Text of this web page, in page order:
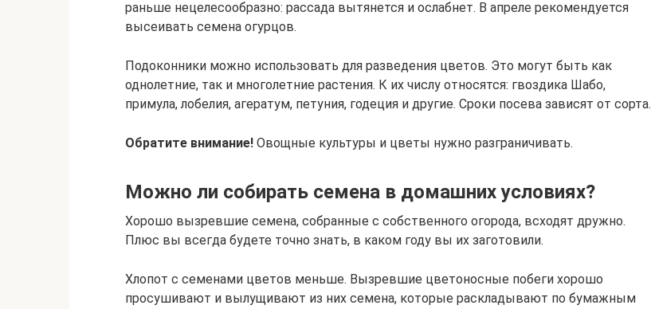
раньше нецелесообразно: рассада вытянется и ослабнет. В апреле рекомендуется
высеивать семена огурцов.
Подоконники можно использовать для разведения цветов. Это могут быть как
однолетние, так и многолетние растения. К их числу относятся: гвоздика Шабо,
примула, лобелия, агератум, петуния, годеция и другие. Сроки посева зависят от сорта.
Обратите внимание! Овощные культуры и цветы нужно разграничивать.
Можно ли собирать семена в домашних условиях?
Хорошо вызревшие семена, собранные с собственного огорода, всходят дружно.
Плюс вы всегда будете точно знать, в каком году вы их заготовили.
Хлопот с семенами цветов меньше. Вызревшие цветоносные побеги хорошо
просушивают и вылущивают из них семена, которые раскладывают по бумажным